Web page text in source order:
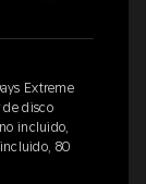
Extreme
de disco
incluido,
80